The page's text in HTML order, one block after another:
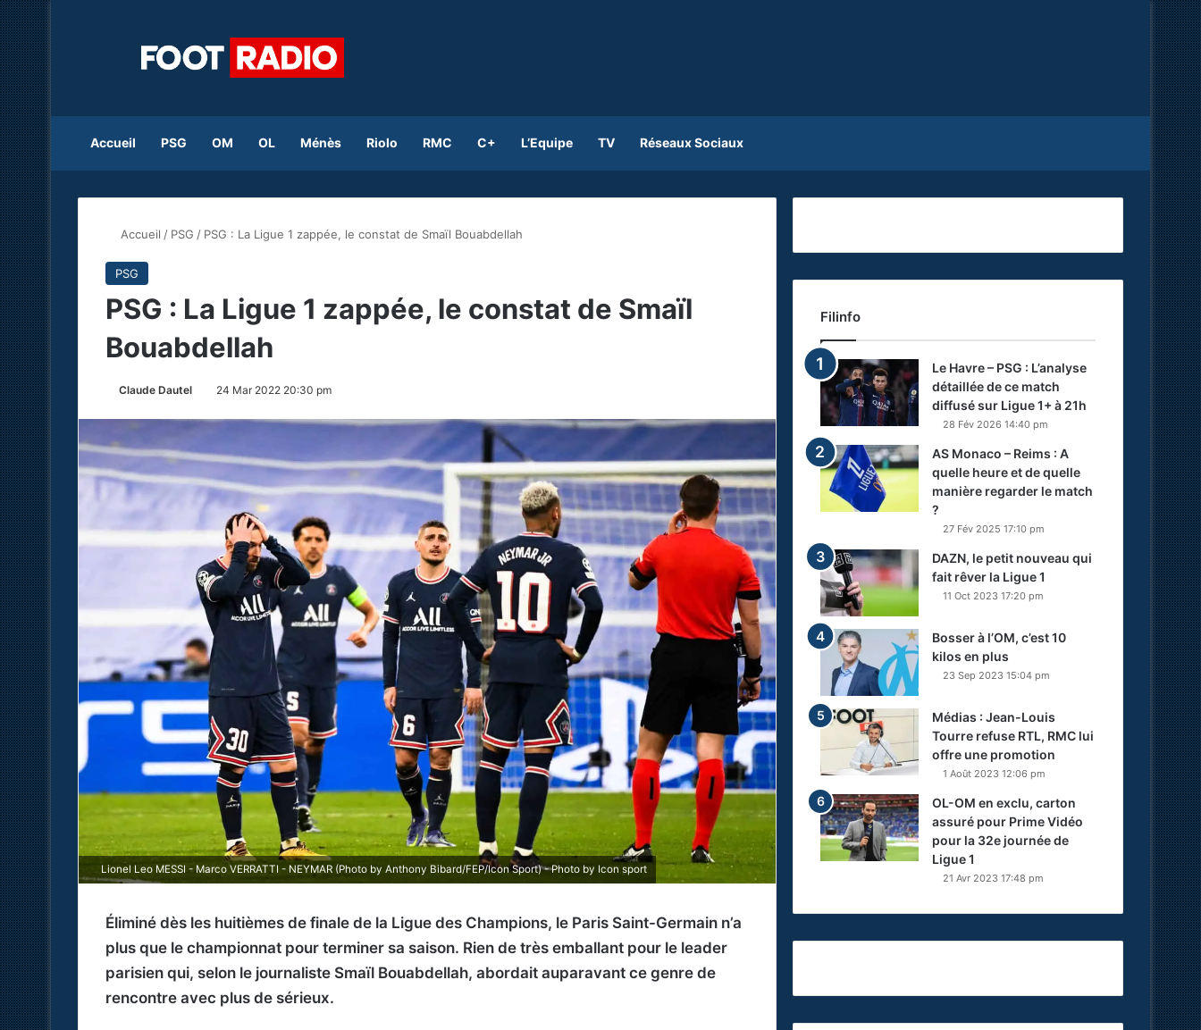
Accueil PSG OM OL Ménès Riolo RMC C+ L’Equipe TV Réseaux Sociaux
Accueil / PSG / PSG : La Ligue 1 zappée, le constat de Smaïl Bouabdellah
PSG
PSG : La Ligue 1 zappée, le constat de Smaïl
Bouabdellah
Claude Dautel 24 Mar 2022 20:30 pm
Lionel Leo MESSI - Marco VERRATTI - NEYMAR (Photo by Anthony Bibard/FEP/Icon Sport) - Photo by Icon sport
Éliminé dès les huitièmes de finale de la Ligue des Champions, le Paris Saint-Germain n’a
plus que le championnat pour terminer sa saison. Rien de très emballant pour le leader
parisien qui, selon le journaliste Smaïl Bouabdellah, abordait auparavant ce genre de
rencontre avec plus de sérieux.
Filinfo
Le Havre – PSG : L’analyse
détaillée de ce match
diffusé sur Ligue 1+ à 21h
28 Fév 2026 14:40 pm
AS Monaco – Reims : A
quelle heure et de quelle
manière regarder le match
?
27 Fév 2025 17:10 pm
DAZN, le petit nouveau qui
fait rêver la Ligue 1
11 Oct 2023 17:20 pm
Bosser à l’OM, c’est 10
kilos en plus
23 Sep 2023 15:04 pm
Médias : Jean-Louis
Tourre refuse RTL, RMC lui
offre une promotion
1 Août 2023 12:06 pm
OL-OM en exclu, carton
assuré pour Prime Vidéo
pour la 32e journée de
Ligue 1
21 Avr 2023 17:48 pm